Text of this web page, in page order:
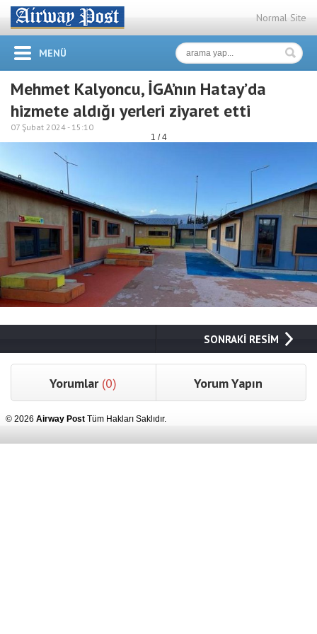
Normal Site
MENÜ
Mehmet Kalyoncu, İGA’nın Hatay’da
hizmete aldığı yerleri ziyaret etti
07 Şubat 2024 - 15:10
1 / 4
SONRAKİ RESİM
Yorumlar (0) Yorum Yapın
© 2026 Airway Post Tüm Hakları Saklıdır.